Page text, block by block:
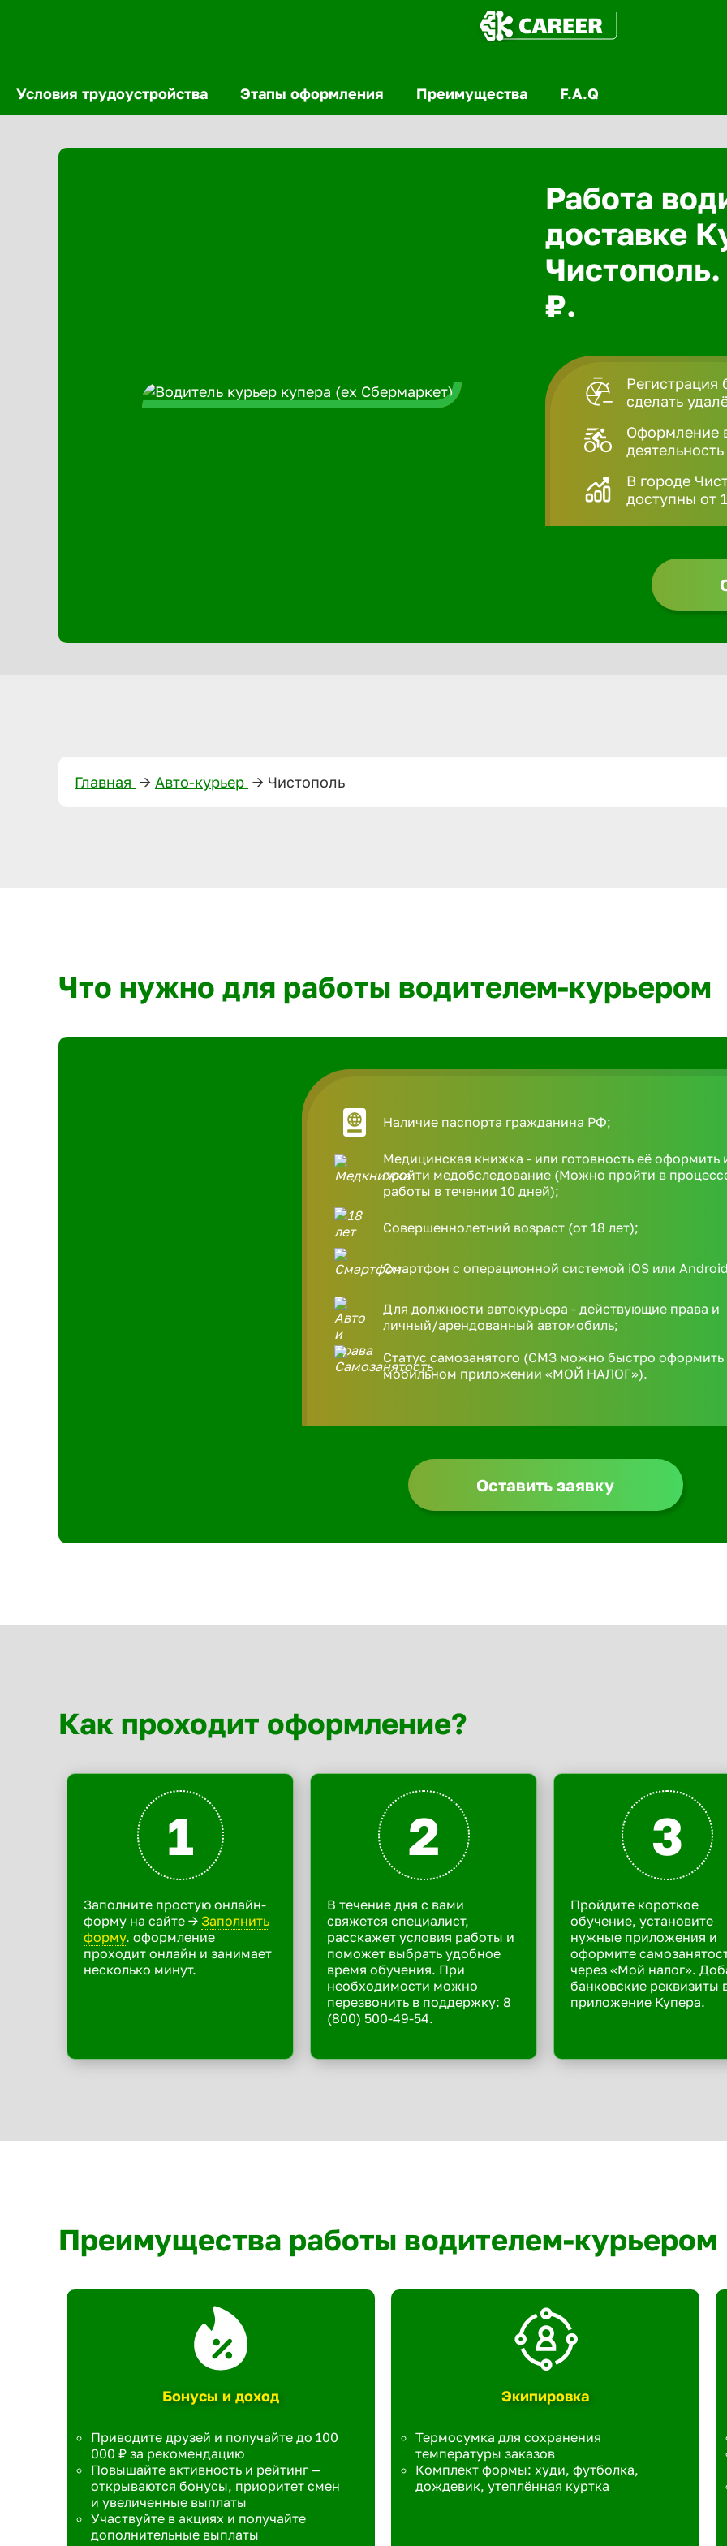
Условия трудоустройства Этапы оформления Преимущества F.A.Q
Работа
доставке
₽.
Регистрация
сделать
Оформление
В городе
доступны от
Главная —> Авто-курьер —> Чистополь
Что нужно для работы водителем-курьером
Наличие паспорта гражданина РФ;
Медицинская книжка - или готовность её оформить
пройти медобследование (Можно пройти в
работы в течении 10 дней);
Совершеннолетний возраст (от 18 лет);
Смартфон с операционной системой iOS или
Для должности автокурьера - действующие права и
личный/арендованный автомобиль;
Статус самозанятого (СМЗ можно быстро оформить
мобильном приложении «МОЙ НАЛОГ»).
Оставить заявку
Как проходит оформление?
1
Заполните простую онлайн-
форму на сайте -> Заполнить
форму. оформление
проходит онлайн и занимает
несколько минут.
2
В течение дня с вами
свяжется специалист,
расскажет условия работы и
поможет выбрать удобное
время обучения. При
необходимости можно
перезвонить в поддержку: 8
(800) 500-49-54.
3
Пройдите короткое
обучение, установите
нужные приложения и
оформите
через «Мой налог».
банковские реквизиты
приложение Купера.
Преимущества работы водителем-курьером
Бонусы и доход
Приводите друзей и получайте до 100
000 ₽ за рекомендацию
Повышайте активность и рейтинг —
открываются бонусы, приоритет смен
и увеличенные выплаты
Участвуйте в акциях и получайте
дополнительные выплаты
Экипировка
Термосумка для сохранения
температуры заказов
Комплект формы: худи, футболка,
дождевик, утеплённая куртка